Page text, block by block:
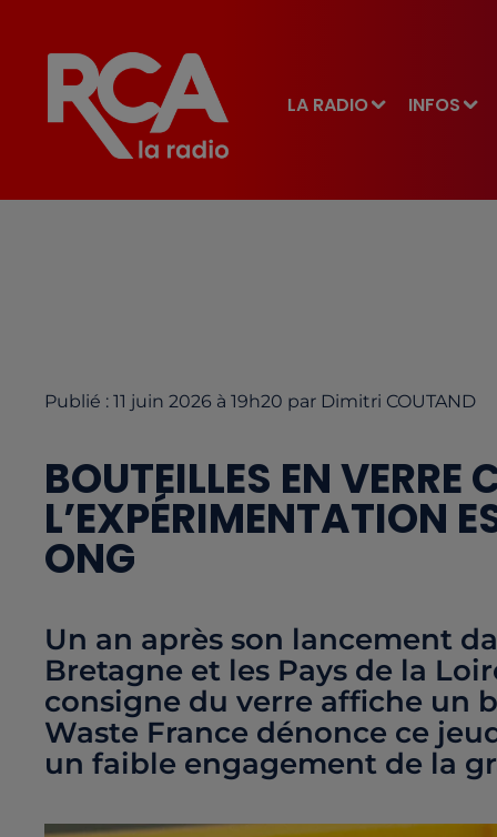
LA RADIO INFOS
Publié : 11 juin 2026 à 19h20 par Dimitri COUTAND
BOUTEILLES EN VERRE
L’EXPÉRIMENTATION
ONG
Un an après son lancement
Bretagne et les Pays de la
consigne du verre affiche un
Waste France dénonce ce
un faible engagement de la